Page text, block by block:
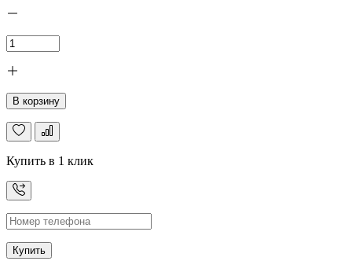
В корзину
Купить в 1 клик
Купить